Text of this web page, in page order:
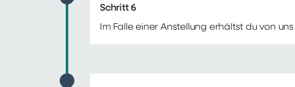
Schritt 6
Im Falle einer Anstellung erhältst du von